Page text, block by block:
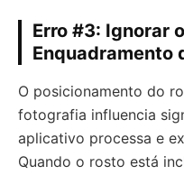
Erro #3: Ignorar
Enquadramento
O posicionamento do
fotografia influencia
aplicativo processa e
Quando o rosto está